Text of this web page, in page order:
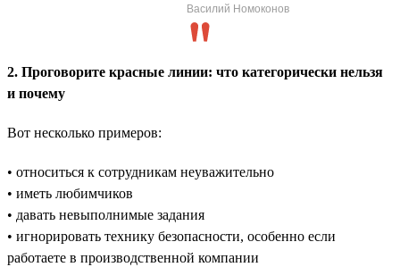
Василий Номоконов
2. Проговорите красные линии: что категорически нельзя
и почему
Вот несколько примеров:
• относиться к сотрудникам неуважительно
• иметь любимчиков
• давать невыполнимые задания
• игнорировать технику безопасности, особенно если
работаете в производственной компании